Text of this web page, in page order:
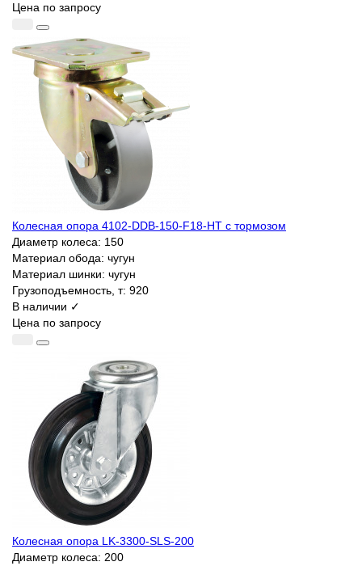
Цена по запросу
Колесная опора 4102-DDB-150-F18-HT с тормозом
Диаметр колеса: 150
Материал обода: чугун
Материал шинки: чугун
Грузоподъемность, т: 920
В наличии ✓
Цена по запросу
Колесная опора LK-3300-SLS-200
Диаметр колеса: 200